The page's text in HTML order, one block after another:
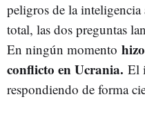
peligros de la
total, las dos preguntas
En ningún momento
conflicto en Ucrania. El
respondiendo de forma